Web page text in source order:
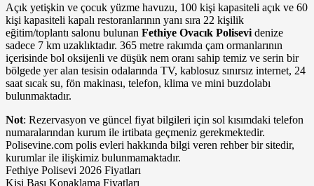
Açık yetişkin ve çocuk yüzme havuzu, 100 kişi kapasiteli açık ve 60
kişi kapasiteli kapalı restoranlarının yanı sıra 22 kişilik
eğitim/toplantı salonu bulunan Fethiye Ovacık Polisevi denize
sadece 7 km uzaklıktadır. 365 metre rakımda çam ormanlarının
içerisinde bol oksijenli ve düşük nem oranı sahip temiz ve serin bir
bölgede yer alan tesisin odalarında TV, kablosuz sınırsız internet, 24
saat sıcak su, fön makinası, telefon, klima ve mini buzdolabı
bulunmaktadır.
Not: Rezervasyon ve güncel fiyat bilgileri için sol kısımdaki telefon
numaralarından kurum ile irtibata geçmeniz gerekmektedir.
Polisevine.com polis evleri hakkında bilgi veren rehber bir sitedir,
kurumlar ile ilişkimiz bulunmamaktadır.
Fethiye Polisevi 2026 Fiyatları
Kişi Başı Konaklama Fiyatları